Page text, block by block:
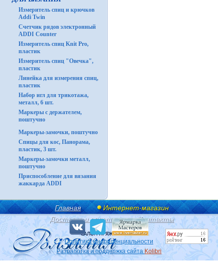
Измеритель спиц и крючков
Addi Twin
Счетчик рядов электронный
ADDI Counter
Измеритель спиц Knit Pro,
пластик
Измеритель спиц "Овечка",
пластик
Линейка для измерения спиц,
пластик
Набор игл для трикотажа,
металл, 6 шт.
Маркеры с держателем,
поштучно
Маркеры-замочки, поштучно
Спицы для кос, Панорама,
пластик, 3 шт.
Маркеры-замочки металл,
поштучно
Приспособление для вязания
жаккарда ADDI
Главная
Интернет-магазин
Доставка и оплата
Контакты
Политика конфиденциальности
Разработка и поддержка сайта Kolibri